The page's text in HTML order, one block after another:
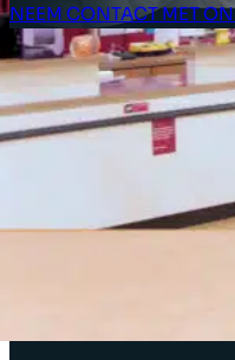
NEEM CONTACT MET
Klant
OPLOSSINGEN
Oplossingen
Oplossingen